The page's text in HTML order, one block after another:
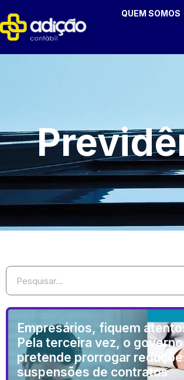
QUEM SOMOS
Empresários, fiquem
Pela terceira vez, o governo
pretende prorrogar
suspensões de contratos